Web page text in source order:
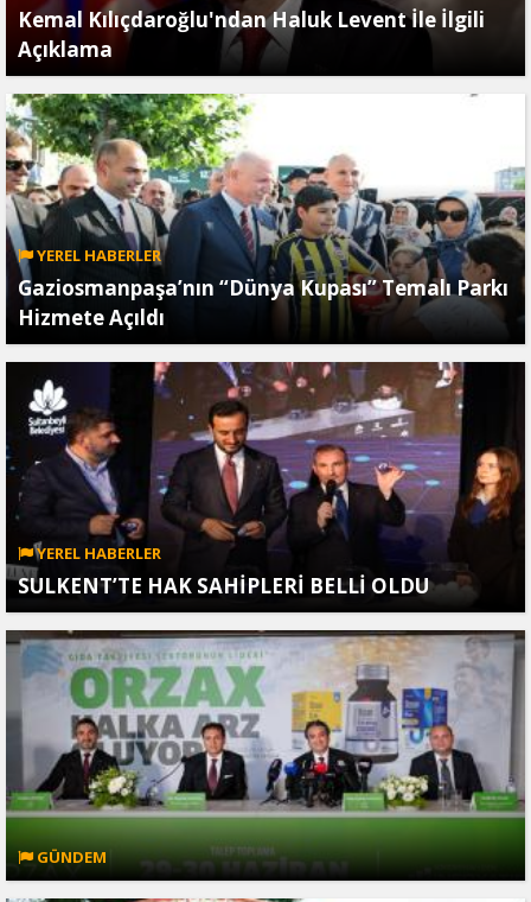
Kemal Kılıçdaroğlu'ndan Haluk Levent İle İlgili
Açıklama
YEREL HABERLER
Gaziosmanpaşa’nın “Dünya Kupası” Temalı Parkı
Hizmete Açıldı
YEREL HABERLER
SULKENT’TE HAK SAHİPLERİ BELLİ OLDU
GÜNDEM